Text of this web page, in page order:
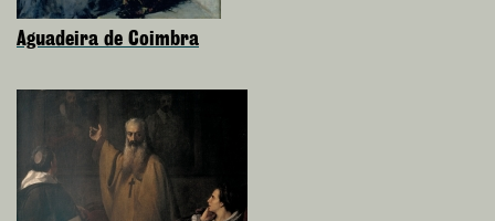
Aguadeira de Coimbra